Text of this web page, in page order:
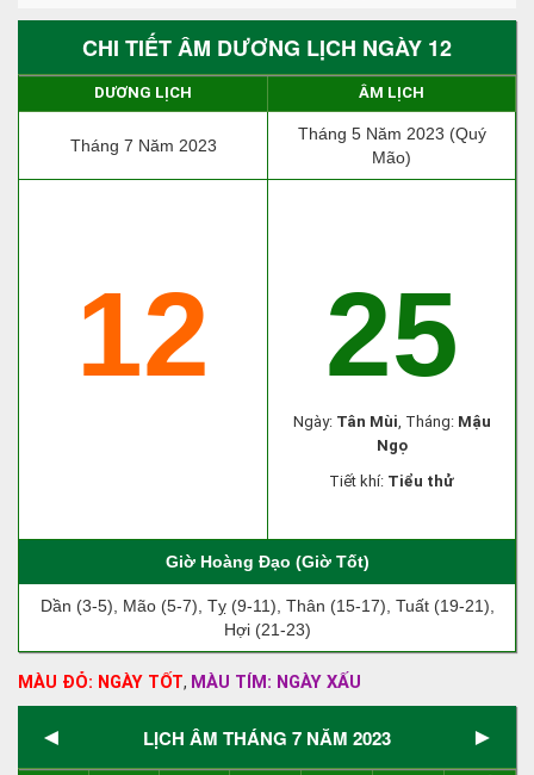
CHI TIẾT ÂM DƯƠNG LỊCH NGÀY 12
DƯƠNG LỊCH ÂM LỊCH
Tháng 7 Năm 2023
Tháng 5 Năm 2023 (Quý
Mão)
12 25
Ngày: Tân Mùi, Tháng: Mậu
Ngọ
Tiết khí: Tiểu thử
Giờ Hoàng Đạo (Giờ Tốt)
Dần (3-5), Mão (5-7), Tỵ (9-11), Thân (15-17), Tuất (19-21),
Hợi (21-23)
MÀU ĐỎ: NGÀY TỐT, MÀU TÍM: NGÀY XẤU
◄ LỊCH ÂM THÁNG 7 NĂM 2023 ►